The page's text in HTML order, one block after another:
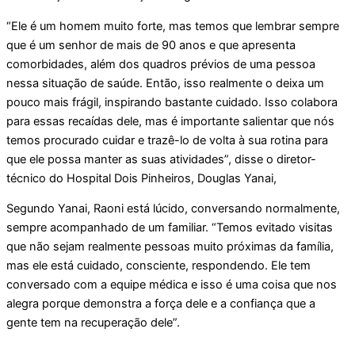
“Ele é um homem muito forte, mas temos que lembrar sempre
que é um senhor de mais de 90 anos e que apresenta
comorbidades, além dos quadros prévios de uma pessoa
nessa situação de saúde. Então, isso realmente o deixa um
pouco mais frágil, inspirando bastante cuidado. Isso colabora
para essas recaídas dele, mas é importante salientar que nós
temos procurado cuidar e trazê-lo de volta à sua rotina para
que ele possa manter as suas atividades”, disse o diretor-
técnico do Hospital Dois Pinheiros, Douglas Yanai,
Segundo Yanai, Raoni está lúcido, conversando normalmente,
sempre acompanhado de um familiar. “Temos evitado visitas
que não sejam realmente pessoas muito próximas da família,
mas ele está cuidado, consciente, respondendo. Ele tem
conversado com a equipe médica e isso é uma coisa que nos
alegra porque demonstra a força dele e a confiança que a
gente tem na recuperação dele”.